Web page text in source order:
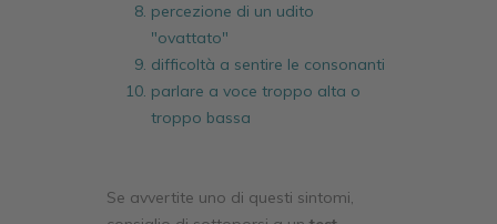
percezione di un udito
"ovattato"
difficoltà a sentire le consonanti
parlare a voce troppo alta o
troppo bassa
Se avvertite uno di questi sintomi,